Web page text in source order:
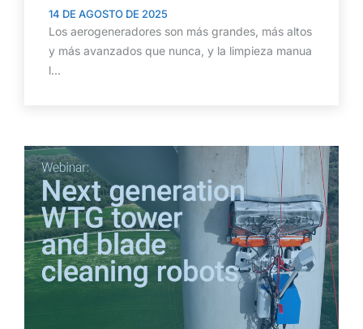
14 DE AGOSTO DE 2025
Los aerogeneradores son más grandes, más altos
y más avanzados que nunca, y la limpieza manua
l...